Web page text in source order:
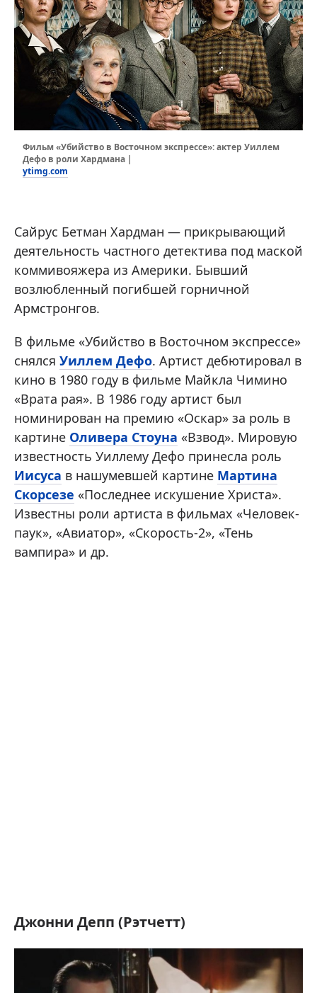
Фильм «Убийство в Восточном экспрессе»: актер Уиллем
Дефо в роли Хардмана |
ytimg.com
Сайрус Бетман Хардман — прикрывающий
деятельность частного детектива под маской
коммивояжера из Америки. Бывший
возлюбленный погибшей горничной
Армстронгов.
В фильме «Убийство в Восточном экспрессе»
снялся Уиллем Дефо. Артист дебютировал в
кино в 1980 году в фильме Майкла Чимино
«Врата рая». В 1986 году артист был
номинирован на премию «Оскар» за роль в
картине Оливера Стоуна «Взвод». Мировую
известность Уиллему Дефо принесла роль
Иисуса в нашумевшей картине Мартина
Скорсезе «Последнее искушение Христа».
Известны роли артиста в фильмах «Человек-
паук», «Авиатор», «Скорость-2», «Тень
вампира» и др.
Джонни Депп (Рэтчетт)